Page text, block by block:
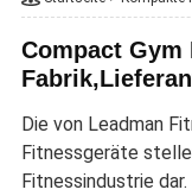
Compact Gym
Die von Leadman
Fitnessgeräte
Fitnessindustrie